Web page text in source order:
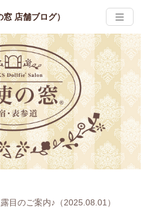
窓 店舗ブログ）
目のご案内♪（2025.08.01）